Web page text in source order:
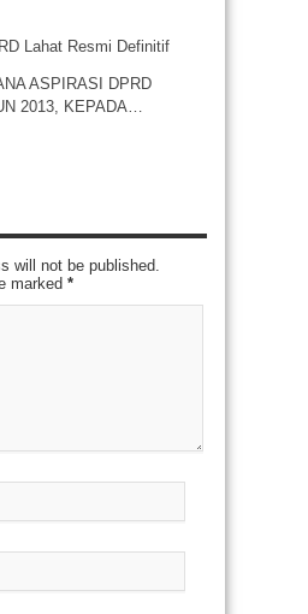
Lahat Resmi Definitif
ASPIRASI DPRD
2013, KEPADA…
will not be published.
marked *